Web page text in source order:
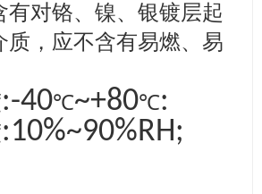
有对铬、镍、银镀层起
质，应不含有易燃、易
:-40℃~+80℃:
:10%~90%RH;